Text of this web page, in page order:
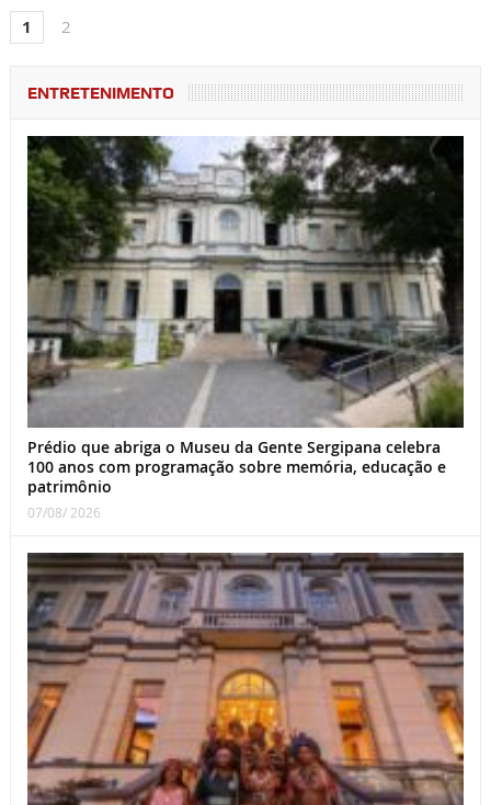
1 2
ENTRETENIMENTO
Prédio que abriga o Museu da Gente Sergipana celebra
100 anos com programação sobre memória, educação e
patrimônio
07/08/ 2026